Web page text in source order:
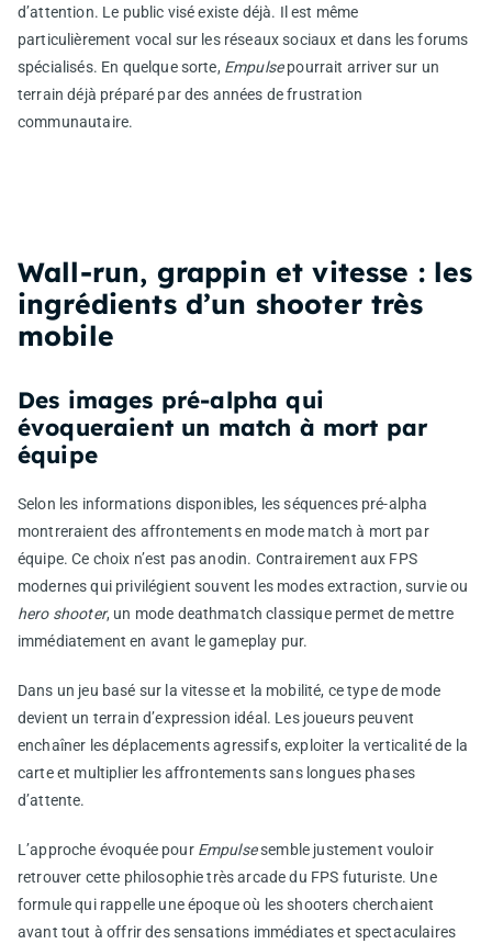
d’attention. Le public visé existe déjà. Il est même
particulièrement vocal sur les réseaux sociaux et dans les forums
spécialisés. En quelque sorte, Empulsepourrait arriver sur un
terrain déjà préparé par des années de frustration
communautaire.
Wall-run, grappin et vitesse : les
ingrédients d’un shooter très
mobile
Des images pré-alpha qui
évoqueraient un match à mort par
équipe
Selon les informations disponibles, les séquences pré-alpha
montreraient des affrontements en mode match à mort par
équipe. Ce choix n’est pas anodin. Contrairement aux FPS
modernes qui privilégient souvent les modes extraction, survie ou
hero shooter, un mode deathmatch classique permet de mettre
immédiatement en avant le gameplay pur.
Dans un jeu basé sur la vitesse et la mobilité, ce type de mode
devient un terrain d’expression idéal. Les joueurs peuvent
enchaîner les déplacements agressifs, exploiter la verticalité de la
carte et multiplier les affrontements sans longues phases
d’attente.
L’approche évoquée pour Empulsesemble justement vouloir
retrouver cette philosophie très arcade du FPS futuriste. Une
formule qui rappelle une époque où les shooters cherchaient
avant tout à offrir des sensations immédiates et spectaculaires